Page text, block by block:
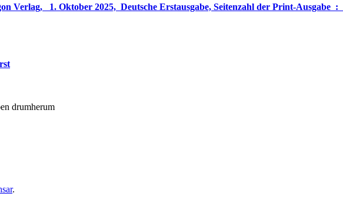
Deutsche Erstausgabe, Seitenzahl der Print-Ausgabe ‏ : ‎ 848 Seiten, ISBN-13 ‏ : ‎ 978-3764533694, Originaltitel ‏ : ‎ For
drumherum
.